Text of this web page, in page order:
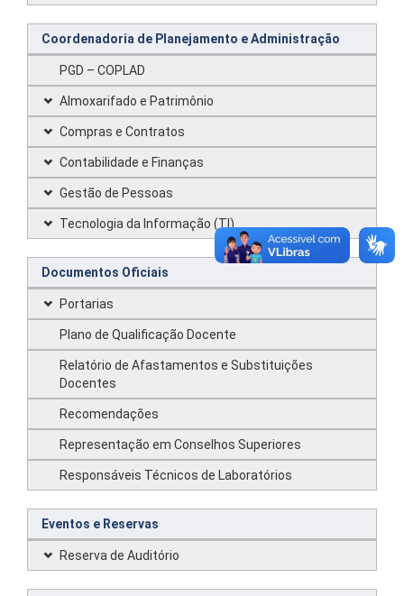
Coordenadoria de Planejamento e Administração
PGD – COPLAD
Almoxarifado e Patrimônio
Compras e Contratos
Contabilidade e Finanças
Gestão de Pessoas
Tecnologia da Informação (TI)
Documentos Oficiais
Portarias
Plano de Qualificação Docente
Relatório de Afastamentos e Substituições
Docentes
Recomendações
Representação em Conselhos Superiores
Responsáveis Técnicos de Laboratórios
Eventos e Reservas
Reserva de Auditório